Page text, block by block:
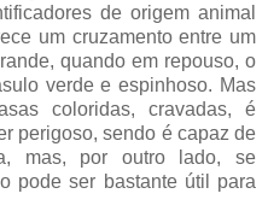
de origem animal
um cruzamento entre um
quando em repouso, o
verde e espinhoso. Mas
coloridas, cravadas, é
perigoso, sendo é capaz de
mas, por outro lado, se
pode ser bastante útil para